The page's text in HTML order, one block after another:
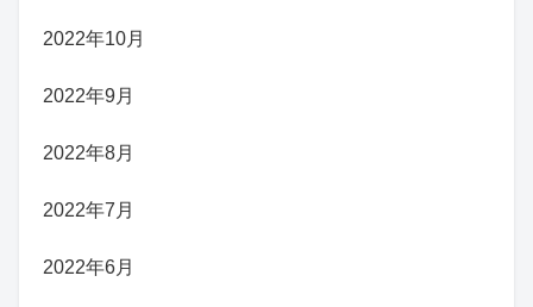
2022年10月
2022年9月
2022年8月
2022年7月
2022年6月